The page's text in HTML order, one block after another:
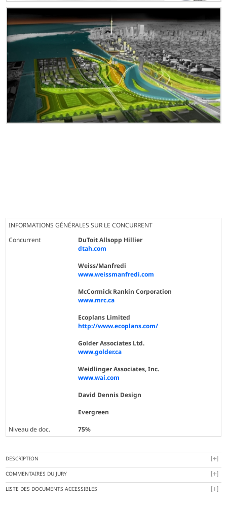
INFORMATIONS GÉNÉRALES SUR LE CONCURRENT
Concurrent
DuToit Allsopp Hillier
dtah.com
Weiss/Manfredi
www.weissmanfredi.com
McCormick Rankin Corporation
www.mrc.ca
Ecoplans Limited
http://www.ecoplans.com/
Golder Associates Ltd.
www.golder.ca
Weidlinger Associates, Inc.
www.wai.com
David Dennis Design
Evergreen
Niveau de doc.
75%
DESCRIPTION
COMMENTAIRES DU JURY
LISTE DES DOCUMENTS ACCESSIBLES